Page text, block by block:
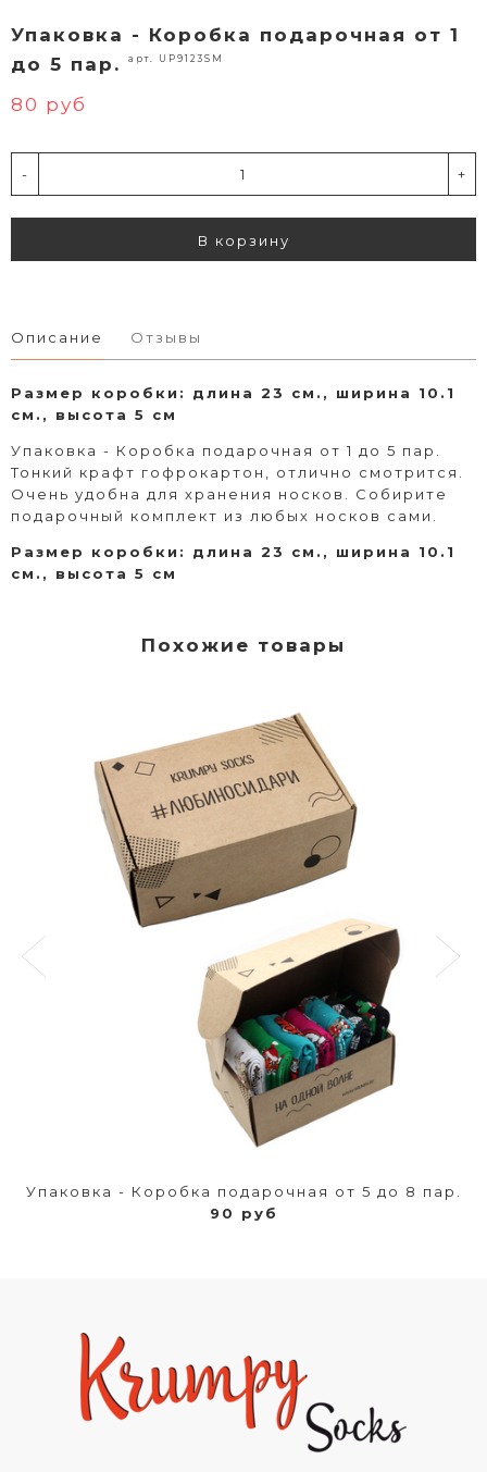
Упаковка - Коробка подарочная от 1
до 5 пар.
арт. UP9123SM
80 руб
- +
В корзину
Описание Отзывы
Размер коробки: длина 23 см., ширина 10.1
см., высота 5 см
Упаковка - Коробка подарочная от 1 до 5 пар.
Тонкий крафт гофрокартон, отлично смотрится.
Очень удобна для хранения носков. Собирите
подарочный комплект из любых носков сами.
Размер коробки: длина 23 см., ширина 10.1
см., высота 5 см
Похожие товары
Упаковка - Коробка подарочная от 5 до 8 пар.
90 руб